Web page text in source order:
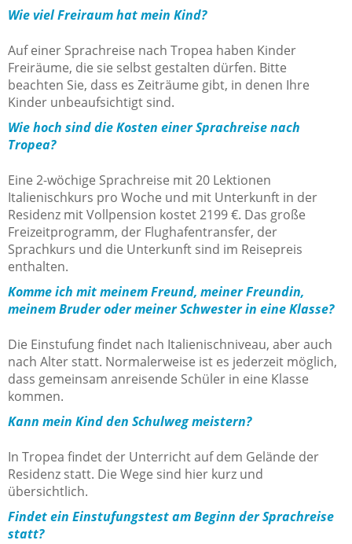
Wie viel Freiraum hat mein Kind?
Auf einer Sprachreise nach Tropea haben Kinder
Freiräume, die sie selbst gestalten dürfen. Bitte
beachten Sie, dass es Zeiträume gibt, in denen Ihre
Kinder unbeaufsichtigt sind.
Wie hoch sind die Kosten einer Sprachreise nach
Tropea?
Eine 2-wöchige Sprachreise mit 20 Lektionen
Italienischkurs pro Woche und mit Unterkunft in der
Residenz mit Vollpension kostet 2199 €. Das große
Freizeitprogramm, der Flughafentransfer, der
Sprachkurs und die Unterkunft sind im Reisepreis
enthalten.
Komme ich mit meinem Freund, meiner Freundin,
meinem Bruder oder meiner Schwester in eine Klasse?
Die Einstufung findet nach Italienischniveau, aber auch
nach Alter statt. Normalerweise ist es jederzeit möglich,
dass gemeinsam anreisende Schüler in eine Klasse
kommen.
Kann mein Kind den Schulweg meistern?
In Tropea findet der Unterricht auf dem Gelände der
Residenz statt. Die Wege sind hier kurz und
übersichtlich.
Findet ein Einstufungstest am Beginn der Sprachreise
statt?